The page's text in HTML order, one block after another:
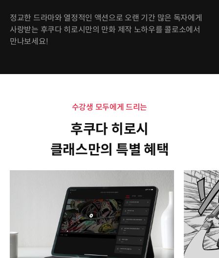
정교한 드라마와 열정적인 액션으로 오랜 기간 많은 독자에게
사랑받는 후쿠다 히로시만의 만화 제작 노하우를 콜로소에서
만나보세요!
수강생 모두에게 드리는
후쿠다 히로시
클래스만의 특별 혜택